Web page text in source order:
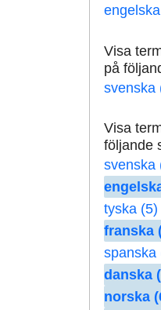
Visa
på
svenska
Visa
följande
svenska
tyska (5)
franska
spanska
danska
norska